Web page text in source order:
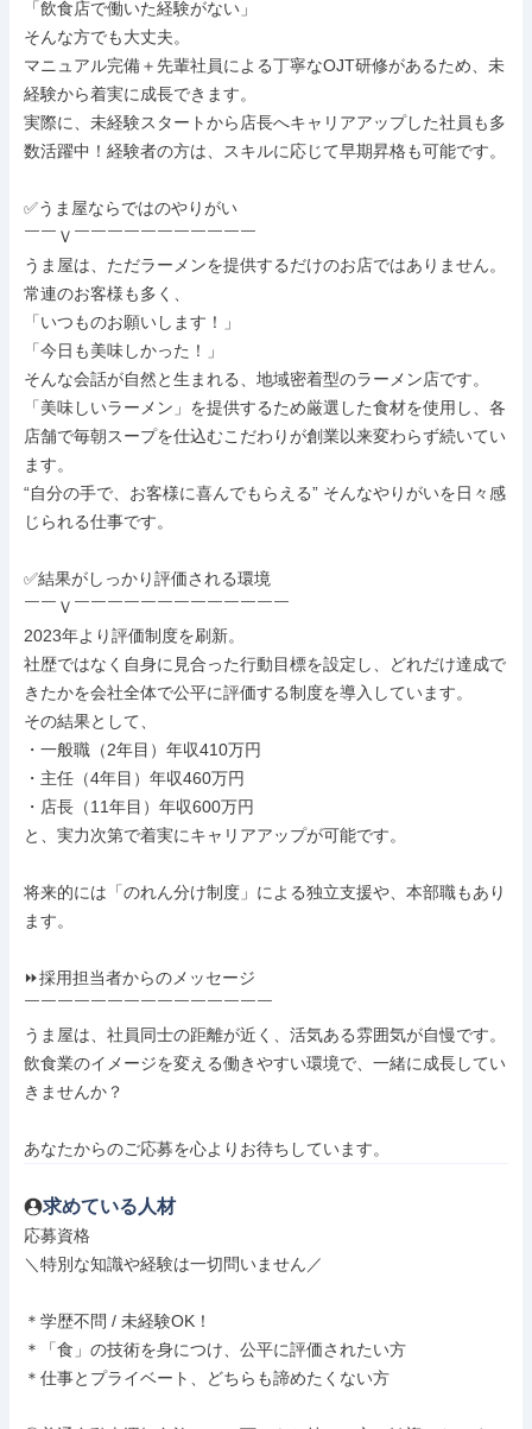
「飲食店で働いた経験がない」
そんな方でも大丈夫。
マニュアル完備＋先輩社員による丁寧なOJT研修があるため、未
経験から着実に成長できます。
実際に、未経験スタートから店長へキャリアアップした社員も多
数活躍中！経験者の方は、スキルに応じて早期昇格も可能です。
✅うま屋ならではのやりがい
￣￣Ｖ￣￣￣￣￣￣￣￣￣￣￣
うま屋は、ただラーメンを提供するだけのお店ではありません。
常連のお客様も多く、
「いつものお願いします！」
「今日も美味しかった！」
そんな会話が自然と生まれる、地域密着型のラーメン店です。
「美味しいラーメン」を提供するため厳選した食材を使用し、各
店舗で毎朝スープを仕込むこだわりが創業以来変わらず続いてい
ます。
“自分の手で、お客様に喜んでもらえる” そんなやりがいを日々感
じられる仕事です。
✅結果がしっかり評価される環境
￣￣Ｖ￣￣￣￣￣￣￣￣￣￣￣￣￣
2023年より評価制度を刷新。
社歴ではなく自身に見合った行動目標を設定し、どれだけ達成で
きたかを会社全体で公平に評価する制度を導入しています。
その結果として、
・一般職（2年目）年収410万円
・主任（4年目）年収460万円
・店長（11年目）年収600万円
と、実力次第で着実にキャリアアップが可能です。
将来的には「のれん分け制度」による独立支援や、本部職もあり
ます。
⏩採用担当者からのメッセージ
￣￣￣￣￣￣￣￣￣￣￣￣￣￣￣
うま屋は、社員同士の距離が近く、活気ある雰囲気が自慢です。
飲食業のイメージを変える働きやすい環境で、一緒に成長してい
きませんか？
あなたからのご応募を心よりお待ちしています。
求めている人材
応募資格
＼特別な知識や経験は一切問いません／
＊学歴不問 / 未経験OK！
＊「食」の技術を身につけ、公平に評価されたい方
＊仕事とプライベート、どちらも諦めたくない方